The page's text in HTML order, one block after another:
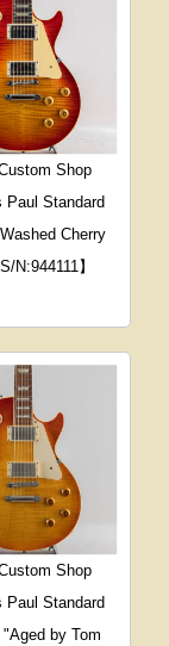
Shop
Paul Standard
Cherry
N:944111】
Shop
Paul Standard
"Aged by Tom